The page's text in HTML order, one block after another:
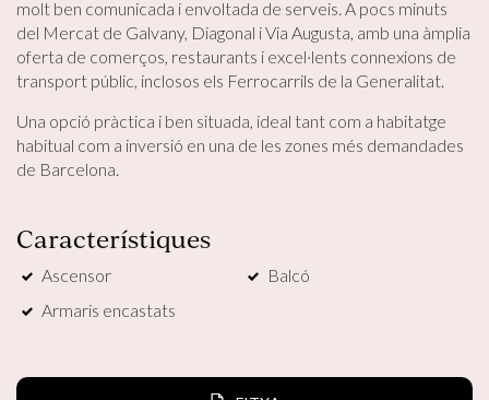
molt ben comunicada i envoltada de serveis. A pocs minuts
del Mercat de Galvany, Diagonal i Via Augusta, amb una àmplia
oferta de comerços, restaurants i excel·lents connexions de
transport públic, inclosos els Ferrocarrils de la Generalitat.
Una opció pràctica i ben situada, ideal tant com a habitatge
habitual com a inversió en una de les zones més demandades
de Barcelona.
Característiques
Ascensor
Balcó
Armaris encastats
Tècniques i funcionals
Si continua navegant, suposa l'acceptació de la instal·lació
de les mateixes. L'usuari té la possibilitat de configurar el
navegador podent, si així ho desitja, impedir que siguin
compte que aquesta acció podrà ocasionar dificultats de
Analítiques i personalització